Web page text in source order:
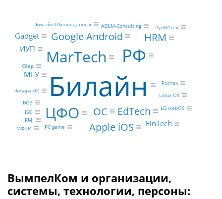
Билайн
РФ
MarTech
ЦФО ОС EdTech
HRM
Google Android
Apple iOS FinTech
Gadget
ИУП
МГУ
Сбер
Финам ИК
ВОЗ
ISO
PMI
PC game
РусБИТех
Linux OS
LG webOS
AC&M-Consulting
Билайн Школа данных
МФТИ
Ростех
ВымпелКом и организации,
системы, технологии, персоны: